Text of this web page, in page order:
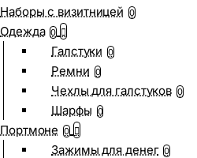
Наборы с визитницей 0
Одежда 0
Галстуки 0
Ремни 0
Чехлы для галстуков 0
Шарфы 0
Портмоне 0
Зажимы для денег 0